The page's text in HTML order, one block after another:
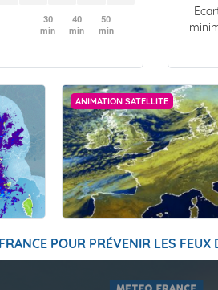
30
min
40
min
50
min
ANIMATION SATELLITE
POUR PRÉVENIR LES FEUX